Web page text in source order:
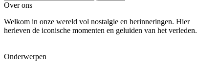
Over ons
Welkom in onze wereld vol nostalgie en herinneringen. Hier
herleven de iconische momenten en geluiden van het verleden.
Onderwerpen